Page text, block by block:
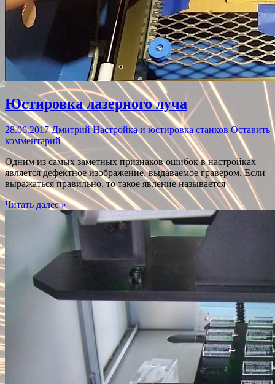
Юстировка лазерного луча
28.06.2017 Дмитрий Настройка и юстировка станков Оставить
комментарий
Одним из самых заметных признаков ошибок в настройках
является дефектное изображение, выдаваемое гравером. Если
выражаться правильно, то такое явление называется
Читать далее »